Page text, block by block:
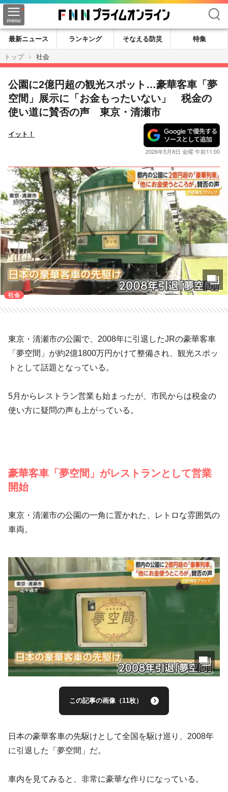
検索
最新ニュース ランキング そなえる防災
特集
トップ
社会
公園に2億円超の観光スポット…豪華客車「夢
空間」展示に「お金もったいない」 税金の
使い道に賛否の声 東京・清瀬市
イット！
2026年5月8日 金曜 午前11:00
社会
東京・清瀬市の公園で、2008年に引退したJRの豪華客車
「夢空間」が約2億1800万円かけて整備され、観光スポッ
トとして話題となっている。
5月からレストラン営業も始まったが、市民からは税金の
使い方に疑問の声も上がっている。
豪華客車「夢空間」がレストランとして営業
開始
東京・清瀬市の公園の一角に置かれた、レトロな雰囲気の
車両。
この記事の画像（11枚）
日本の豪華客車の先駆けとして全国を駆け巡り、2008年
に引退した「夢空間」だ。
車内を見てみると、非常に豪華な作りになっている。